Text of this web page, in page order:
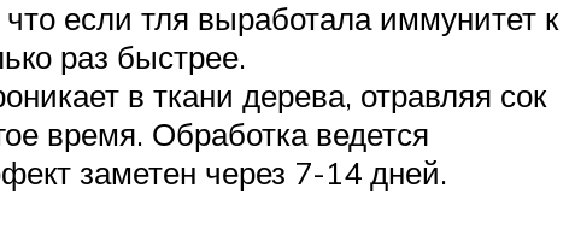
если тля выработала иммунитет к
раз быстрее.
в ткани дерева, отравляя сок
время. Обработка ведется
заметен через 7-14 дней.